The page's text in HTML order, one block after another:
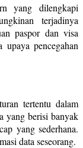
yang dilengkapi
terjadinya
paspor dan visa
pencegahan
tertentu dalam
yang berisi banyak
yang sederhana.
data seseorang.